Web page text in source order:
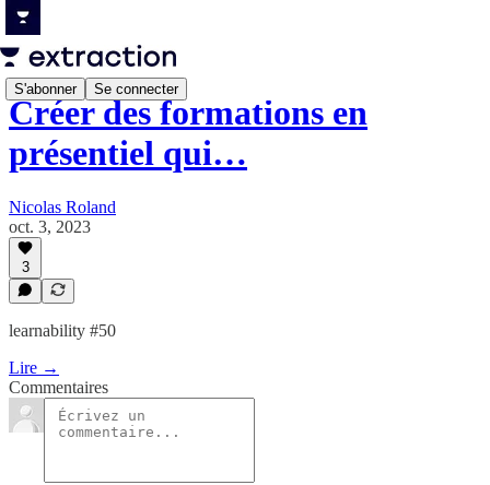
S'abonner Se connecter
Créer des formations en
présentiel qui…
Nicolas Roland
oct. 3, 2023
3
learnability #50
Lire →
Commentaires